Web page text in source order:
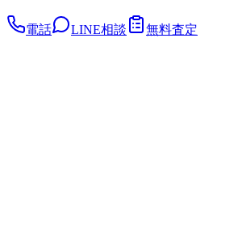
電話 LINE相談 無料査定